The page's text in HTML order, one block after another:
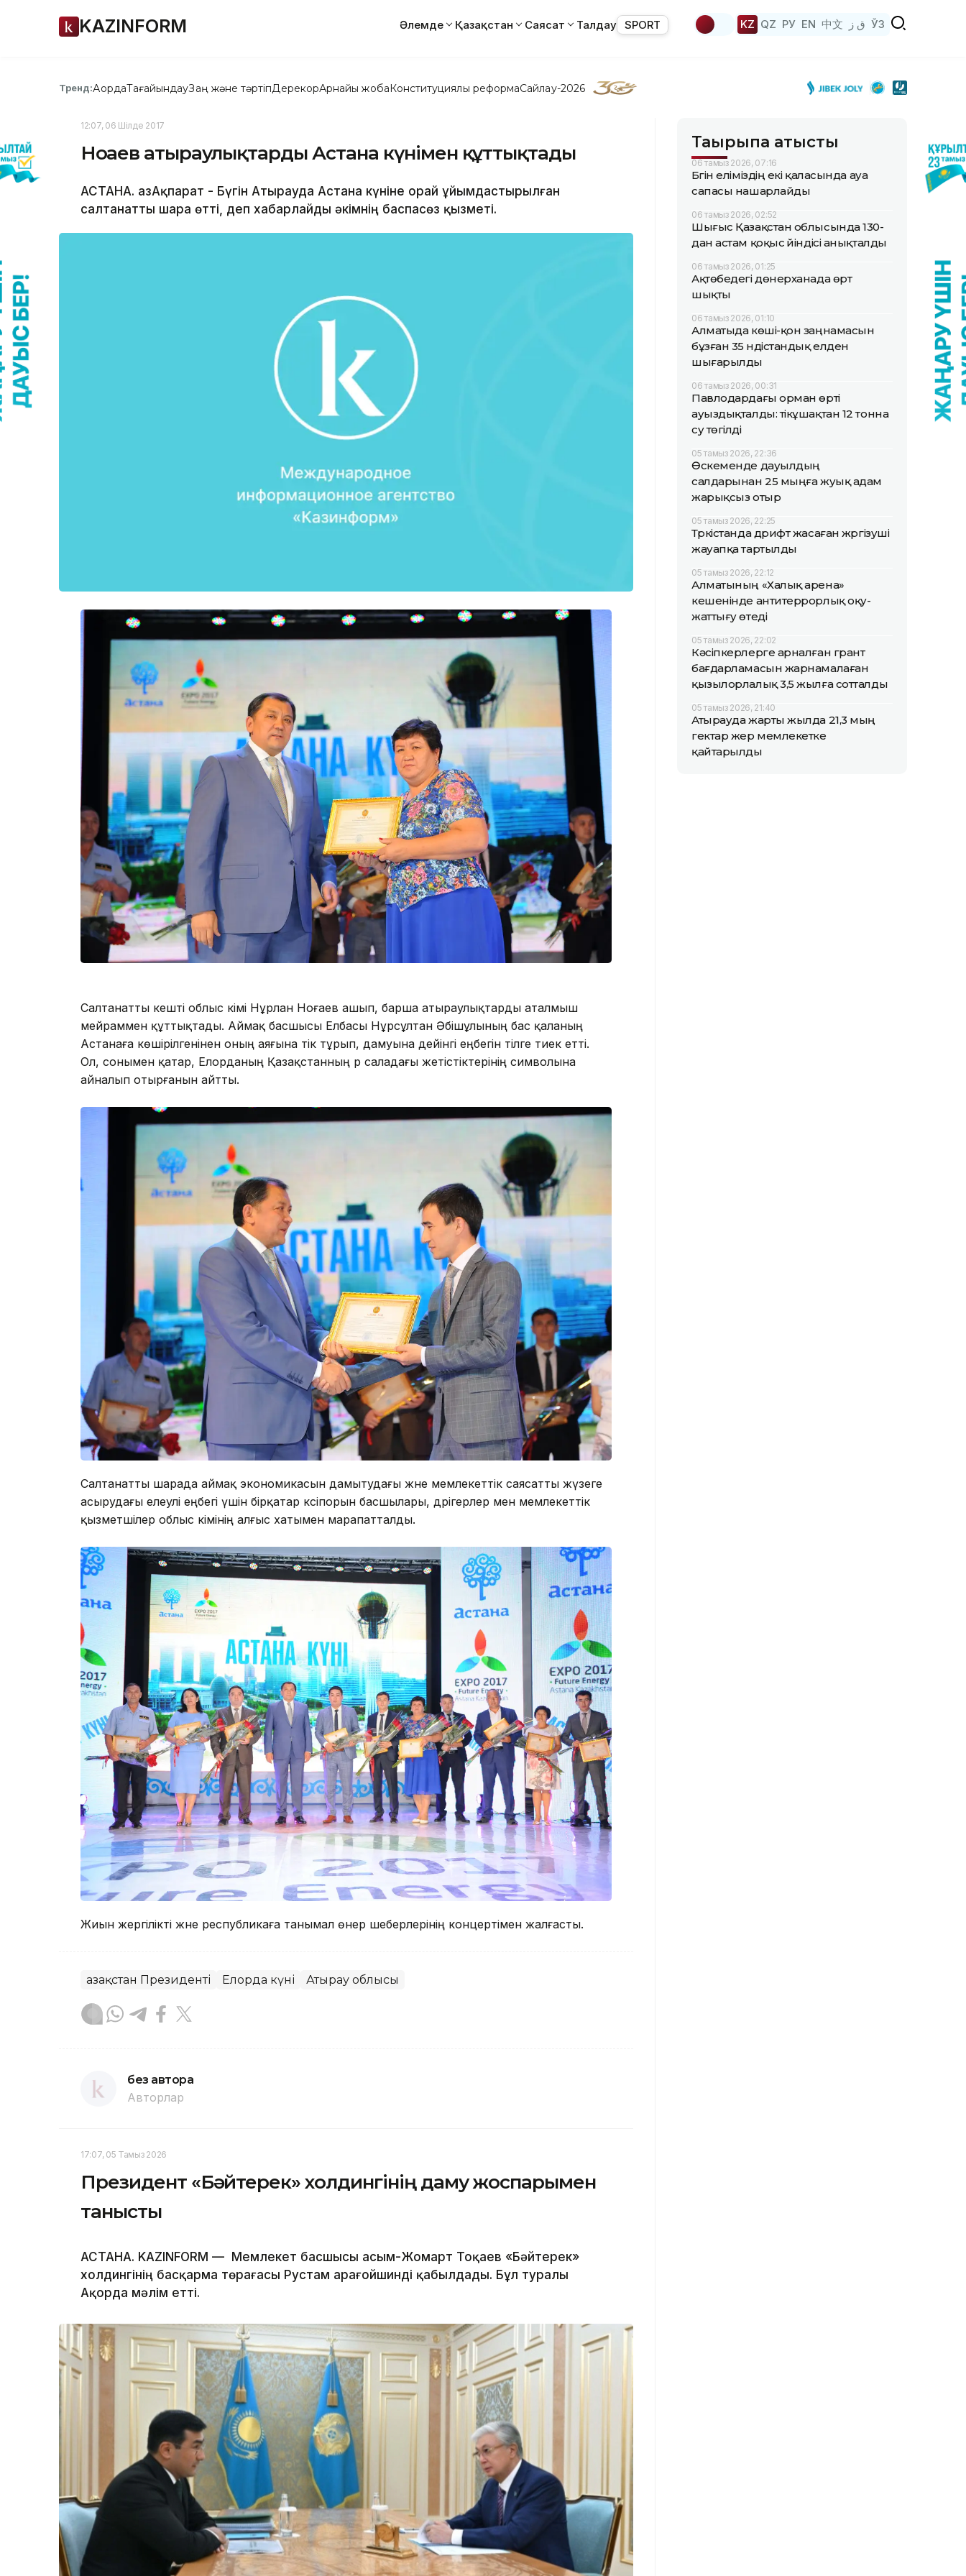
KAZINFORM Әлемде Қазақстан Саясат Талдау SPORT KZ QZ РУ EN 中文 ق ز ЎЗ
Тренд:АқордаТағайындауЗаң және тәртіпДерекқорАрнайы жобаКонституциялық реформаСайлау-2026
12:07, 06 Шілде 2017
Ноғаев атыраулықтарды Астана күнімен құттықтады
АСТАНА. ҚазАқпарат - Бүгін Атырауда Астана күніне орай ұйымдастырылған
салтанатты шара өтті, деп хабарлайды әкімнің баспасөз қызметі.
Салтанатты кешті облыс әкімі Нұрлан Ноғаев ашып, барша атыраулықтарды аталмыш
мейраммен құттықтады. Аймақ басшысы Елбасы Нұрсұлтан Әбішұлының бас қаланың
Астанаға көшірілгенінен оның аяғына тік тұрып, дамуына дейінгі еңбегін тілге тиек етті.
Ол, сонымен қатар, Елорданың Қазақстанның әр саладағы жетістіктерінің символына
айналып отырғанын айтты.
Салтанатты шарада аймақ экономикасын дамытудағы және мемлекеттік саясатты жүзеге
асырудағы елеулі еңбегі үшін бірқатар кәсіпорын басшылары, дәрігерлер мен мемлекеттік
қызметшілер облыс әкімінің алғыс хатымен марапатталды.
Жиын жергілікті және республикаға танымал өнер шеберлерінің концертімен жалғасты.
Қазақстан Президенті Елорда күні Атырау облысы
без автора
Авторлар
17:07, 05 Тамыз 2026
Президент «Бәйтерек» холдингінің даму жоспарымен
танысты
АСТАНА. KAZINFORM — Мемлекет басшысы Қасым-Жомарт Тоқаев «Бәйтерек»
холдингінің басқарма төрағасы Рустам Қарағойшинді қабылдады. Бұл туралы
Ақорда мәлім етті.
Тақырыпқа қатысты
06 тамыз 2026, 07:16
Бүгін еліміздің екі қаласында ауа
сапасы нашарлайды
06 тамыз 2026, 02:52
Шығыс Қазақстан облысында 130-
дан астам қоқыс үйіндісі анықталды
06 тамыз 2026, 01:25
Ақтөбедегі дөнерханада өрт
шықты
06 тамыз 2026, 01:10
Алматыда көші-қон заңнамасын
бұзған 35 үндістандық елден
шығарылды
06 тамыз 2026, 00:31
Павлодардағы орман өрті
ауыздықталды: тікұшақтан 12 тонна
су төгілді
05 тамыз 2026, 22:36
Өскеменде дауылдың
салдарынан 25 мыңға жуық адам
жарықсыз отыр
05 тамыз 2026, 22:25
Түркістанда дрифт жасаған жүргізуші
жауапқа тартылды
05 тамыз 2026, 22:12
Алматының «Халық арена»
кешенінде антитеррорлық оқу-
жаттығу өтеді
05 тамыз 2026, 22:02
Кәсіпкерлерге арналған грант
бағдарламасын жарнамалаған
қызылорлалық 3,5 жылға сотталды
05 тамыз 2026, 21:40
Атырауда жарты жылда 21,3 мың
гектар жер мемлекетке
қайтарылды